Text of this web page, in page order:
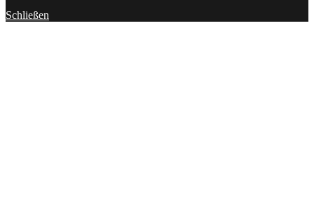
Schließen